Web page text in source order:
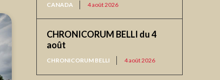
CANADA 4 août 2026
CHRONICORUM BELLI du 4
août
CHRONICORUM BELLI 4 août 2026